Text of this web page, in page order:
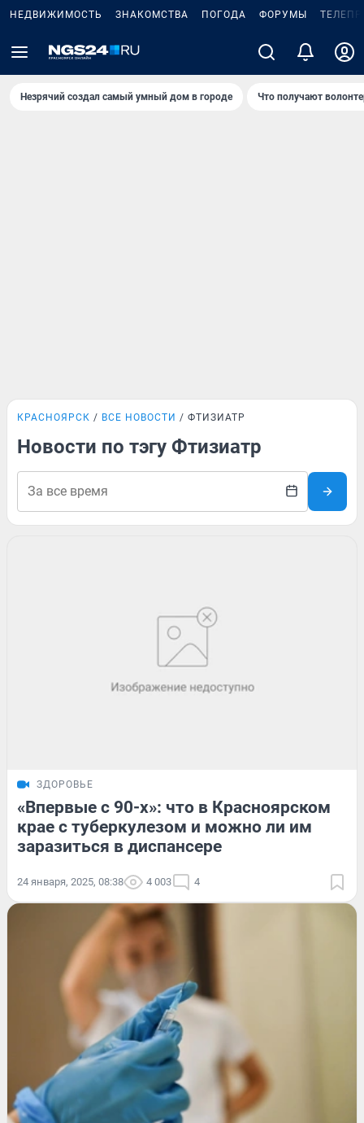
НЕДВИЖИМОСТЬ ЗНАКОМСТВА ПОГОДА ФОРУМЫ
Незрячий создал самый умный дом в городе Что получают
КРАСНОЯРСК ВСЕ НОВОСТИ ФТИЗИАТР
Новости по тэгу Фтизиатр
ЗДОРОВЬЕ
«Впервые с 90-х»: что в Красноярском
крае с туберкулезом и можно ли им
заразиться в диспансере
24 января, 2025, 08:38 4 003 4